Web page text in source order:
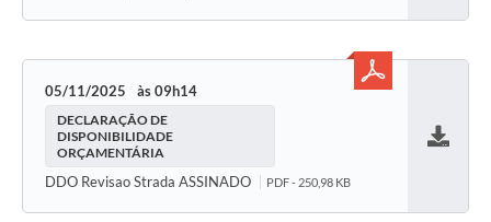
05/11/2025 09h14
DECLARAÇÃO DE
DISPONIBILIDADE
ORÇAMENTÁRIA
DDO Revisao Strada ASSINADO PDF - 250,98 KB